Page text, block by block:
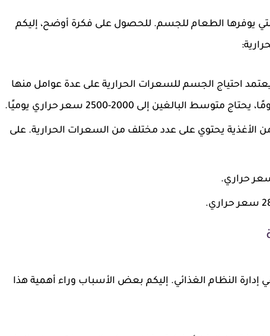
يوفرها الطعام للجسم. للحصول على فكرة أوضح، إليكم
احتياج الجسم للسعرات الحرارية على عدة عوامل منها
إلى 2000-2500 سعر حراري يوميًا.
الأغذية يحتوي على عدد مختلف من السعرات الحرارية. على
النظام الغذائي. إليكم بعض الأسباب وراء أهمية هذا